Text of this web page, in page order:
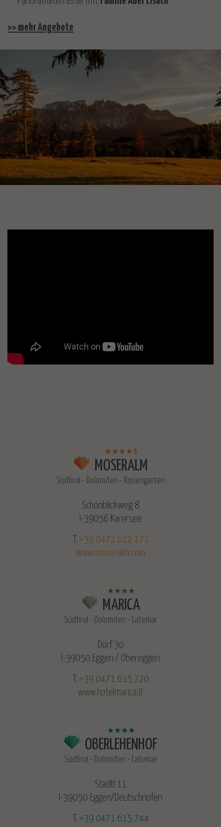
>> mehr Angebote
s
MOSERALM
Südtirol - Dolomiten - Rosengarten
Schönblickweg 8
I-39056 Karersee
T. +39 0471 612 171
www.moseralm.com
MARICA
Südtirol - Dolomiten - Latemar
Dorf 30
I-39050 Eggen / Obereggen
T. +39 0471 615 720
www.hotelmarica.it
OBERLEHENHOF
Südtirol - Dolomiten - Latemar
Städtl 11
I-39050 Eggen/Deutschnofen
T. +39 0471 615 744